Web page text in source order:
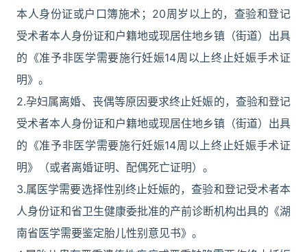
本人身份证或户口簿施术；20周岁以上的，查验和登记
受术者本人身份证和户籍地或现居住地乡镇（街道）出具
的《准予非医学需要施行妊娠14周以上终止妊娠手术证
明》。
2.孕妇属离婚、丧偶等原因要求终止妊娠的，查验和登记
受术者本人身份证和户籍地或现居住地乡镇（街道）出具
的《准予非医学需要施行妊娠14周以上终止妊娠手术证
明》（或者离婚证明、配偶死亡证明）。
3.属医学需要选择性别终止妊娠的，查验和登记受术者本
人身份证和省卫生健康委批准的产前诊断机构出具的《湖
南省医学需要鉴定胎儿性别意见书》。